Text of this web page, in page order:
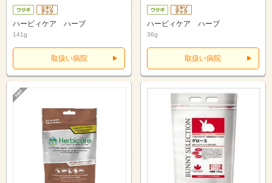
ハービィケア ハーブ
141g
取扱い病院
ハービィケア ハーブ
36g
取扱い病院